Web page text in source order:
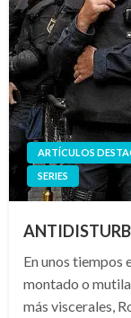
ARTÍCULOS
SERIES
En unos tiempos
montado o
más viscerales,